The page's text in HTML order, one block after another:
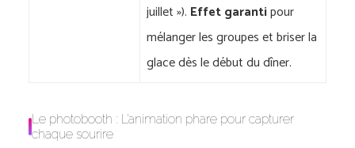
juillet »). Effet garantipour
mélanger les groupes et briser la
glace dès le début du dîner.
Le photobooth : L’animation phare pour capturer
chaque sourire